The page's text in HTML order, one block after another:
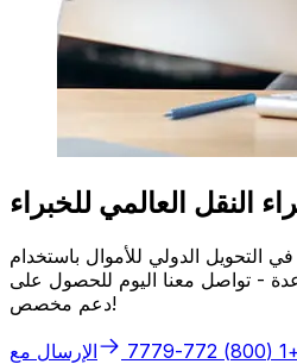
التحويل الدولي للأموال باستخدام
- تواصل معنا اليوم للحصول على
دعم مخصص!